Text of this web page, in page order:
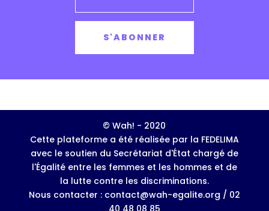
S'ABONNER
© Wah! - 2020
Cette plateforme a été réalisée par la FEDELIMA
avec le soutien du Secrétariat d'État chargé de
l'Égalité entre les femmes et les hommes et de
la lutte contre les discriminations.
Nous contacter : contact@wah-egalite.org / 02